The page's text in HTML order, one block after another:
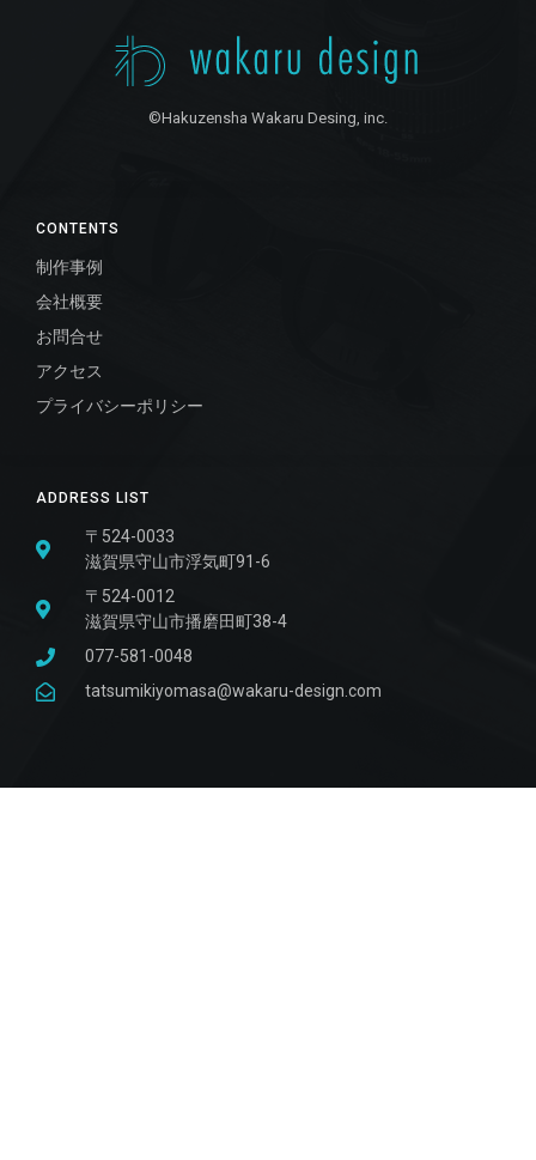
ADDRESS LIST
〒524-0033
滋賀県守山市浮気町91-6
〒524-0012
滋賀県守山市播磨田町38-4
077-581-0048
tatsumikiyomasa@wakaru-design.com
CONTENTS
制作事例
会社概要
お問合せ
アクセス
プライバシーポリシー
©Hakuzensha Wakaru Desing, inc.